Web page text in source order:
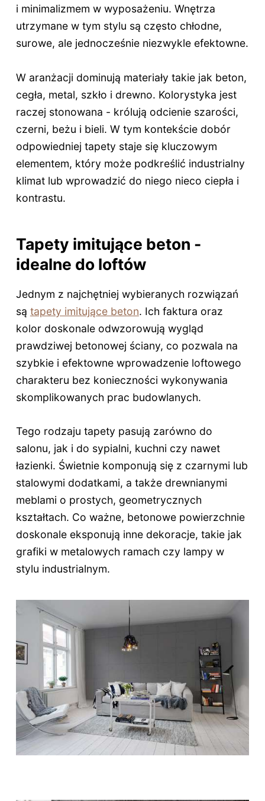
i minimalizmem w wyposażeniu. Wnętrza
utrzymane w tym stylu są często chłodne,
surowe, ale jednocześnie niezwykle efektowne.
W aranżacji dominują materiały takie jak beton,
cegła, metal, szkło i drewno. Kolorystyka jest
raczej stonowana - królują odcienie szarości,
czerni, beżu i bieli. W tym kontekście dobór
odpowiedniej tapety staje się kluczowym
elementem, który może podkreślić industrialny
klimat lub wprowadzić do niego nieco ciepła i
kontrastu.
Tapety imitujące beton -
idealne do loftów
Jednym z najchętniej wybieranych rozwiązań
są tapety imitujące beton. Ich faktura oraz
kolor doskonale odwzorowują wygląd
prawdziwej betonowej ściany, co pozwala na
szybkie i efektowne wprowadzenie loftowego
charakteru bez konieczności wykonywania
skomplikowanych prac budowlanych.
Tego rodzaju tapety pasują zarówno do
salonu, jak i do sypialni, kuchni czy nawet
łazienki. Świetnie komponują się z czarnymi lub
stalowymi dodatkami, a także drewnianymi
meblami o prostych, geometrycznych
kształtach. Co ważne, betonowe powierzchnie
doskonale eksponują inne dekoracje, takie jak
grafiki w metalowych ramach czy lampy w
stylu industrialnym.